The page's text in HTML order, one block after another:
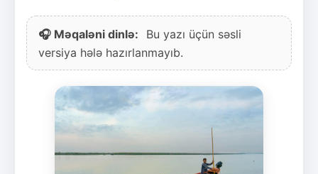
🎧 Məqaləni dinlə:
Bu yazı üçün səsli
versiya hələ hazırlanmayıb.